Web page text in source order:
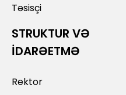
Təsisçi
STRUKTUR VƏ
İDARƏETMƏ
Rektor